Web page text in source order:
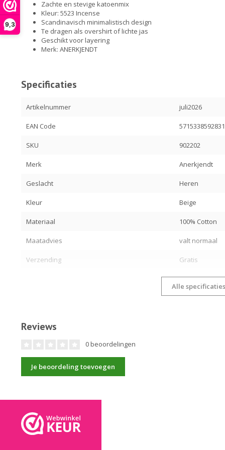
9,3
Zachte en stevige katoenmix
Kleur: 5523 Incense
Scandinavisch minimalistisch design
Te dragen als overshirt of lichte jas
Geschikt voor layering
Merk: ANERKJENDT
Specificaties
Artikelnummer juli2026
EAN Code 5715338592831
SKU 902202
Merk Anerkjendt
Geslacht Heren
Kleur Beige
Materiaal 100% Cotton
Maatadvies valt normaal
Verzending Gratis
Alle
Reviews
0 beoordelingen
Je beoordeling toevoegen